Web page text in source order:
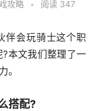
攻略 • 阅读 347
伴会玩骑士这个职
本文我们整理了一
。
搭配?